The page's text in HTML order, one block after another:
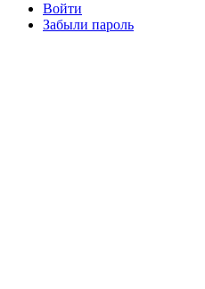
Войти
Забыли пароль